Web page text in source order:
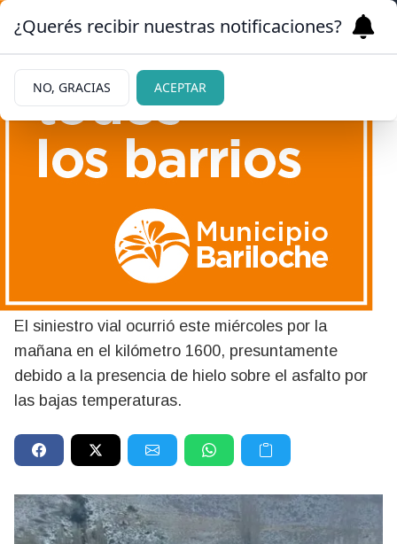
Ruta 237: volcó un camión a
la altura de Villa Llanquín y
hay media calzada cortada
El siniestro vial ocurrió este miércoles por la
mañana en el kilómetro 1600, presuntamente
debido a la presencia de hielo sobre el asfalto por
las bajas temperaturas.
¿Querés recibir nuestras notificaciones?
NO, GRACIAS ACEPTAR